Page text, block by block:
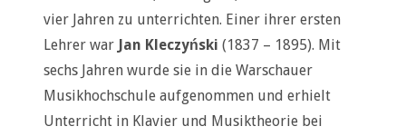
vier Jahren zu unterrichten. Einer ihrer ersten
Lehrer war Jan Kleczyński (1837 – 1895). Mit
sechs Jahren wurde sie in die Warschauer
Musikhochschule aufgenommen und erhielt
Unterricht in Klavier und Musiktheorie bei